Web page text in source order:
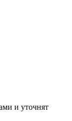
и уточнят